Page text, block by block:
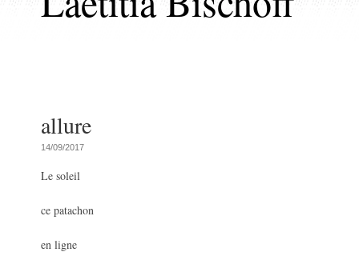
allure
14/09/2017
Le soleil
ce patachon
en ligne